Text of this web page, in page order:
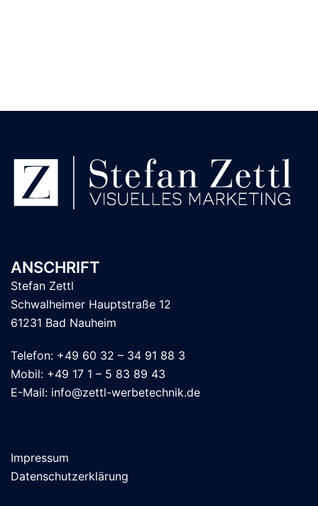
ANSCHRIFT
Stefan Zettl
Schwalheimer Hauptstraße 12
61231 Bad Nauheim
Telefon: +49 60 32 – 34 91 88 3
Mobil: +49 17 1 – 5 83 89 43
E-Mail: info@zettl-werbetechnik.de
Impressum
Datenschutzerklärung